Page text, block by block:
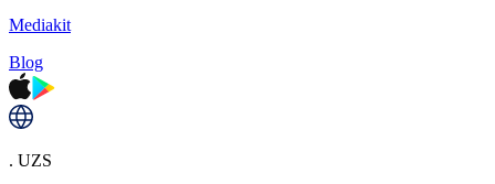
Mediakit
Blog
. UZS